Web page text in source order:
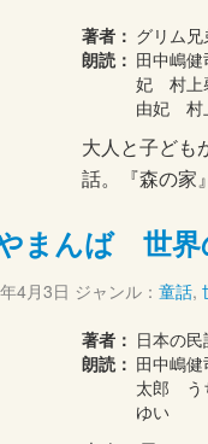
著者： グリム
朗読： 田中嶋
妃 村
由妃 村
大人と子ども
話。『森の家
まんば 世界
4月3日 ジャンル： 童話,
著者： 日本の民
朗読： 田中嶋
太郎 う
ゆい